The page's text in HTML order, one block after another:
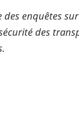
enquêtes
des